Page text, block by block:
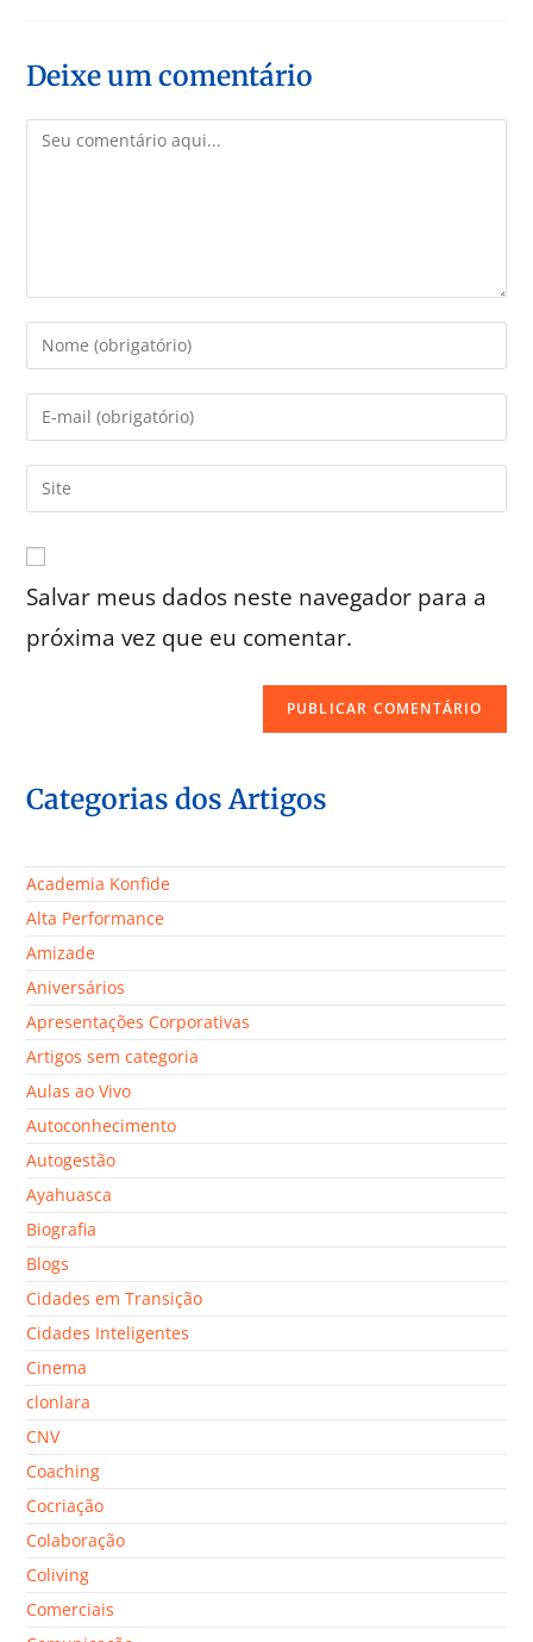
Deixe um comentário
Salvar meus dados neste navegador para a
próxima vez que eu comentar.
Categorias dos Artigos
Academia Konfide
Alta Performance
Amizade
Aniversários
Apresentações Corporativas
Artigos sem categoria
Aulas ao Vivo
Autoconhecimento
Autogestão
Ayahuasca
Biografia
Blogs
Cidades em Transição
Cidades Inteligentes
Cinema
clonlara
CNV
Coaching
Cocriação
Colaboração
Coliving
Comerciais